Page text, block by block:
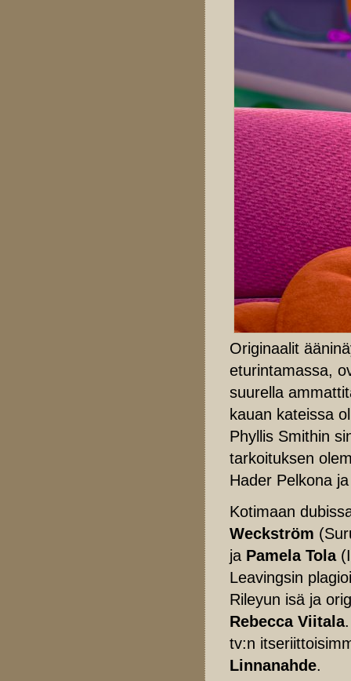
Originaalit
eturintamassa,
suurella
kauan kateissa
Phyllis Smithin
tarkoituksen
Hader Pelkona
Kotimaan
Weckström
ja Pamela Tola
Leavingsin
Rileyun isä ja
Rebecca Viitala
tv:n
Linnanahde.